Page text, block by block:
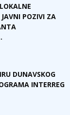
POZIVI ZA
DUNAVSKOG
INTERREG